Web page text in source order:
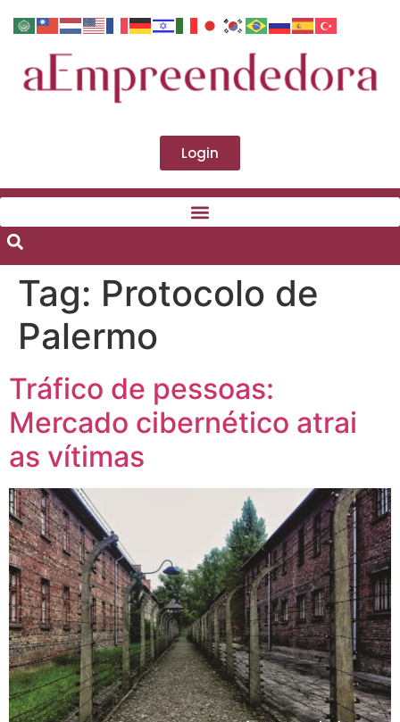
Login
Tag: Protocolo de
Palermo
Tráfico de pessoas:
Mercado cibernético atrai
as vítimas